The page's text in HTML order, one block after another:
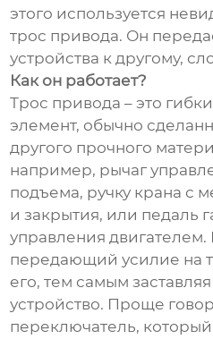
этого используется
трос привода. Он
устройства к другому,
Как он работает?
Трос привода – это
элемент, обычно
другого прочного
например, рычаг
подъема, ручку крана с
и закрытия, или педаль
управления
передающий усилие на
его, тем самым
устройство. Проще
переключатель,